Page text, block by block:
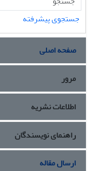
جستجوی پیشرفته
صفحه اصلی
مرور
اطلاعات نشریه
راهنمای نویسندگان
ارسال مقاله